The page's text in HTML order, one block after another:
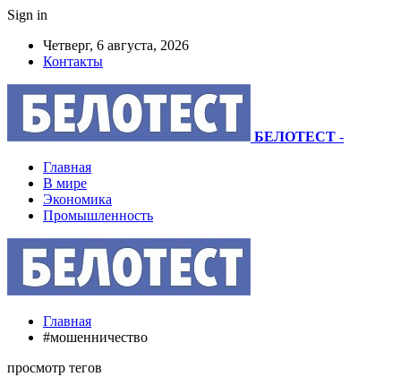
Sign in
Четверг, 6 августа, 2026
Контакты
БЕЛОТЕСТ -
Главная
В мире
Экономика
Промышленность
Главная
#мошенничество
просмотр тегов